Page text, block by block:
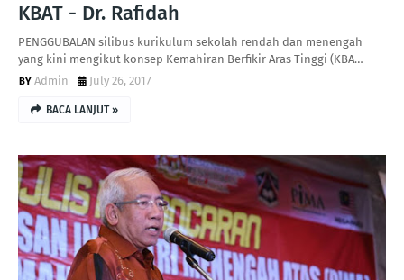
KBAT - Dr. Rafidah
PENGGUBALAN silibus kurikulum sekolah rendah dan menengah
yang kini mengikut konsep Kemahiran Berfikir Aras Tinggi (KBA…
Admin
July 26, 2017
BACA LANJUT »